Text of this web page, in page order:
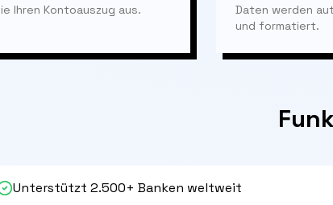
Ihren Kontoauszug aus.
Daten werden
und formatiert.
Unterstützt 2.500+ Banken weltweit